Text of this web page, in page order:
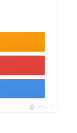
ポチップ